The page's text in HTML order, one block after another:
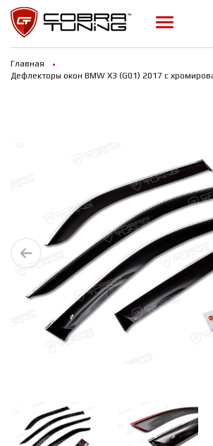
Главная
Дефлекторы окон BMW X3 (G01) 2017 с